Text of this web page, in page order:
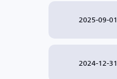
2025-09-01
2024-12-31